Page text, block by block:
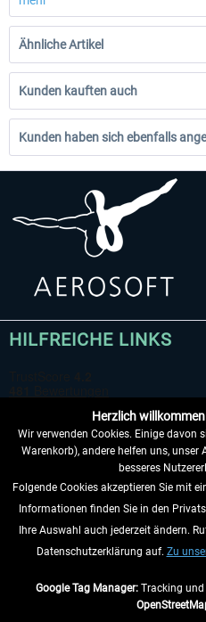
Ähnliche Artikel
Kunden kauften auch
Kunden haben sich ebenfalls
HILFREICHE LINKS
VERTRAG WIDERRUFEN
INFORMATIONEN
Herzlich
Wir verwenden Cookies. Einige davon
Warenkorb), andere helfen uns, unser
besseres
Folgende Cookies akzeptieren Sie mit
Informationen finden Sie in den
Ihre Auswahl auch jederzeit ändern.
Datenschutzerklärung auf. Zu
Google Tag Manager:Tracking und